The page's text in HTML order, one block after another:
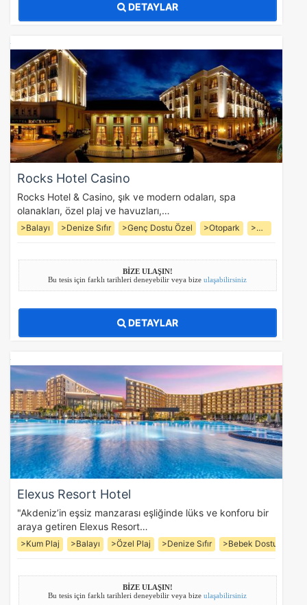
DETAYLAR
Rocks Hotel Casino
Rocks Hotel & Casino, şık ve modern odaları, spa
olanakları, özel plaj ve havuzları,…
>Balayı >Denize Sıfır >Genç Dostu Özel >Otopark >Çamaşırhane
BİZE ULAŞIN!
Bu tesis için farklı tarihleri deneyebilir veya bizeulaşabilirsiniz
DETAYLAR
Elexus Resort Hotel
"Akdeniz’in eşsiz manzarası eşliğinde lüks ve konforu bir
araya getiren Elexus Resort…
>Kum Plaj >Balayı >Özel Plaj >Denize Sıfır >Bebek Dostu
BİZE ULAŞIN!
Bu tesis için farklı tarihleri deneyebilir veya bizeulaşabilirsiniz